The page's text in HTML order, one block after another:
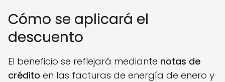
Cómo se aplicará el
descuento
El beneficio se reflejará mediante notas de
crédito en las facturas de energía de enero y